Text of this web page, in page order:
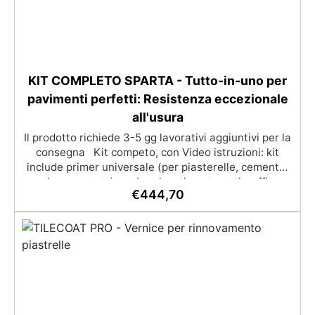
KIT COMPLETO SPARTA - Tutto-in-uno per
pavimenti perfetti: Resistenza eccezionale
all'usura
Il prodotto richiede 3-5 gg lavorativi aggiuntivi per la
consegna Kit competo, con Video istruzioni: kit
include primer universale (per piasterelle, cemento,
microcemento) resina rivestimento antigraffio,
pronto all'uso! Massima resistenza all'usura: il
sistema poliaspartico SPARTA offre una protezione
eccezionale contro graffi, agenti chimici e carichi
pesanti, ideale per ambienti ad alto traffico.​
€444,70